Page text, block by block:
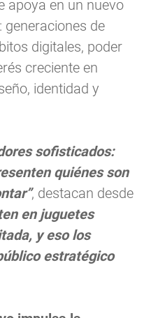
apoya en un nuevo
de
digitales, poder
creciente en
identidad y
sofisticados:
quiénes son
, destacan desde
en juguetes
y eso los
estratégico